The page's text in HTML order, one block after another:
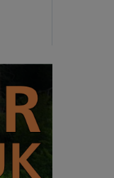
Velg